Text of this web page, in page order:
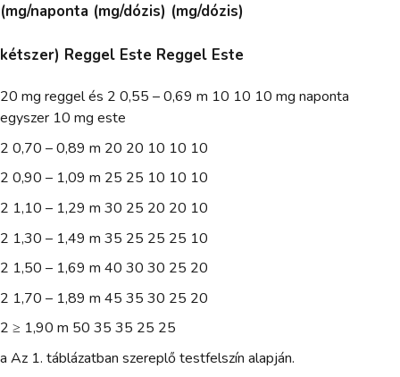
(mg/naponta (mg/dózis) (mg/dózis)
kétszer) Reggel Este Reggel Este
20 mg reggel és 2 0,55 – 0,69 m 10 10 10 mg naponta
egyszer 10 mg este
2 0,70 – 0,89 m 20 20 10 10 10
2 0,90 – 1,09 m 25 25 10 10 10
2 1,10 – 1,29 m 30 25 20 20 10
2 1,30 – 1,49 m 35 25 25 25 10
2 1,50 – 1,69 m 40 30 30 25 20
2 1,70 – 1,89 m 45 35 30 25 20
2 ≥ 1,90 m 50 35 35 25 25
a Az 1. táblázatban szereplő testfelszín alapján.